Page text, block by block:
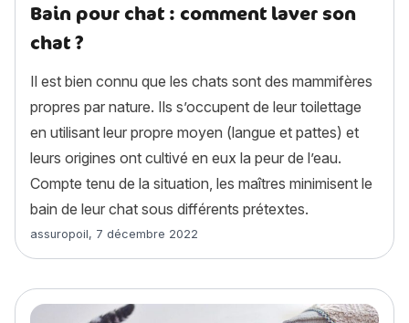
Bain pour chat : comment laver son
chat ?
Il est bien connu que les chats sont des mammifères
propres par nature. Ils s’occupent de leur toilettage
en utilisant leur propre moyen (langue et pattes) et
leurs origines ont cultivé en eux la peur de l’eau.
Compte tenu de la situation, les maîtres minimisent le
bain de leur chat sous différents prétextes.
Article rédigé par
assuropoil, 7 décembre 2022